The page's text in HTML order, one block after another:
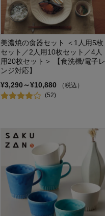
美濃焼の食器セット ＜1人用5枚
セット／2人用10枚セット／4人
用20枚セット＞ 【食洗機/電子レ
ンジ対応】
¥3,290～¥10,880
（税込）
(52)